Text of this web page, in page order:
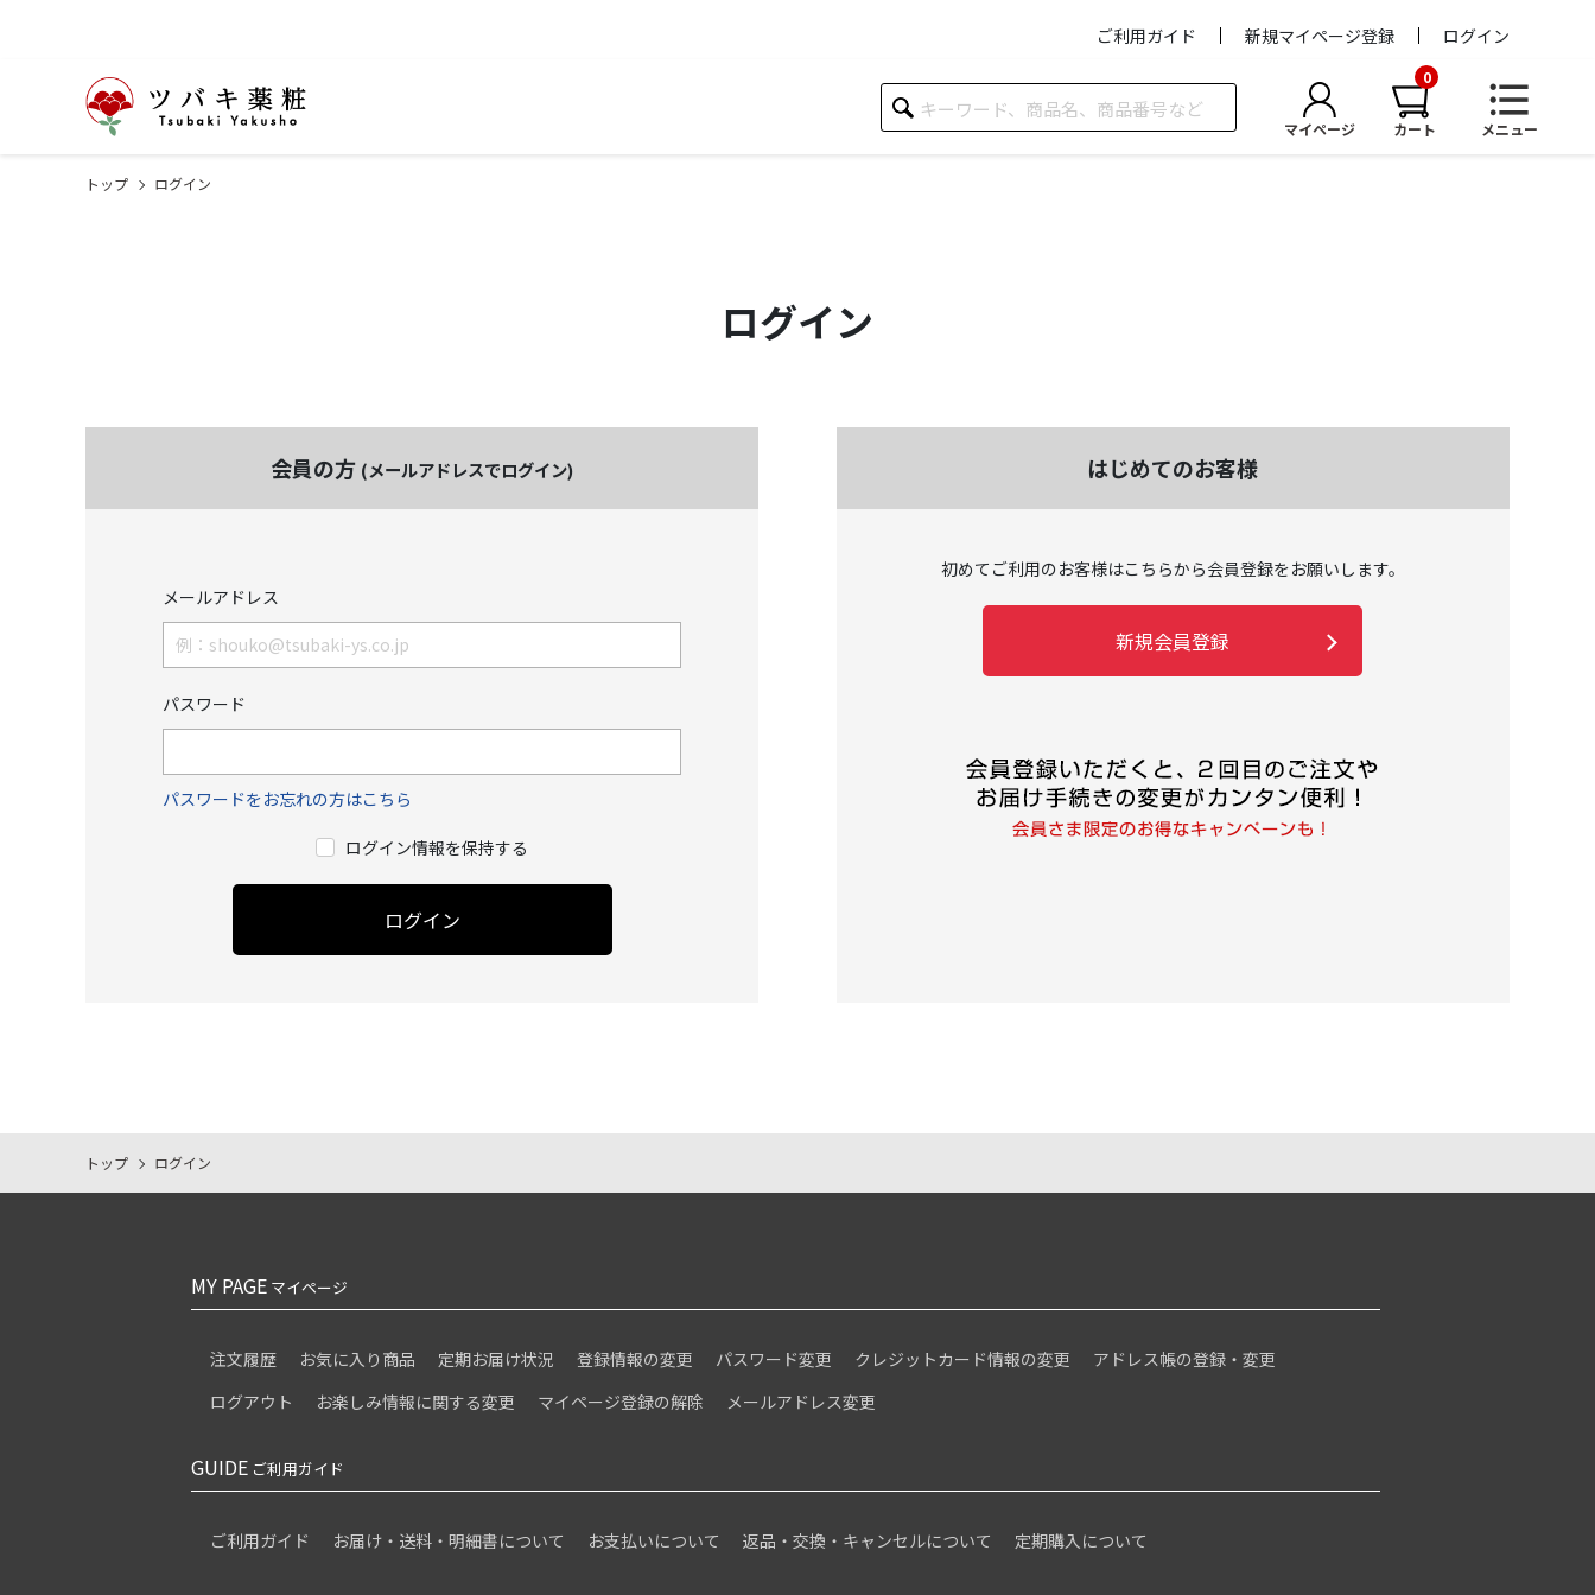
ご利用ガイド 新規マイページ登録 ログイン
マイページ カート メニュー
トップ ログイン
ログイン
会員の方 (メールアドレスでログイン)
メールアドレス
パスワード
パスワードをお忘れの方はこちら
ログイン情報を保持する
ログイン
はじめてのお客様
初めてご利用のお客様はこちらから会員登録をお願いします。
新規会員登録
トップ ログイン
MY PAGE マイページ
注文履歴 お気に入り商品 定期お届け状況 登録情報の変更 パスワード変更 クレジットカード情報の変更
アドレス帳の登録・変更
ログアウト
お楽しみ情報に関する変更 マイページ登録の解除 メールアドレス変更
GUIDE ご利用ガイド
ご利用ガイド お届け・送料・明細書について お支払いについて 返品・交換・キャンセルについて 定期購入について